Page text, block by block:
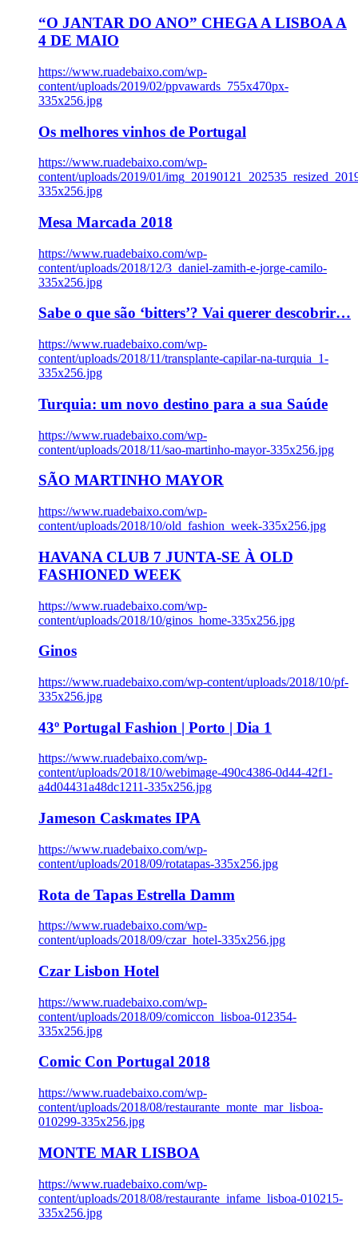
“O JANTAR DO ANO” CHEGA A LISBOA A
4 DE MAIO
https://www.ruadebaixo.com/wp-
content/uploads/2019/02/ppvawards_755x470px-
335x256.jpg
Os melhores vinhos de Portugal
https://www.ruadebaixo.com/wp-
content/uploads/2019/01/
335x256.jpg
Mesa Marcada 2018
https://www.ruadebaixo.com/wp-
content/uploads/2018/12/3_daniel-zamith-e-jorge-camilo-
335x256.jpg
Sabe o que são ‘bitters’? Vai querer descobrir…
https://www.ruadebaixo.com/wp-
content/uploads/2018/11/transplante-capilar-na-turquia_1-
335x256.jpg
Turquia: um novo destino para a sua Saúde
https://www.ruadebaixo.com/wp-
content/uploads/2018/11/sao-martinho-mayor-335x256.jpg
SÃO MARTINHO MAYOR
https://www.ruadebaixo.com/wp-
content/uploads/2018/10/old_fashion_week-335x256.jpg
HAVANA CLUB 7 JUNTA-SE À OLD
FASHIONED WEEK
https://www.ruadebaixo.com/wp-
content/uploads/2018/10/ginos_home-335x256.jpg
Ginos
https://www.ruadebaixo.com/wp-content/uploads/2018/10/pf-
335x256.jpg
43º Portugal Fashion | Porto | Dia 1
https://www.ruadebaixo.com/wp-
content/uploads/2018/10/webimage-490c4386-0d44-42f1-
a4d04431a48dc1211-335x256.jpg
Jameson Caskmates IPA
https://www.ruadebaixo.com/wp-
content/uploads/2018/09/rotatapas-335x256.jpg
Rota de Tapas Estrella Damm
https://www.ruadebaixo.com/wp-
content/uploads/2018/09/czar_hotel-335x256.jpg
Czar Lisbon Hotel
https://www.ruadebaixo.com/wp-
content/uploads/2018/09/comiccon_lisboa-012354-
335x256.jpg
Comic Con Portugal 2018
https://www.ruadebaixo.com/wp-
content/uploads/2018/08/restaurante_monte_mar_lisboa-
010299-335x256.jpg
MONTE MAR LISBOA
https://www.ruadebaixo.com/wp-
content/uploads/2018/08/restaurante_infame_lisboa-010215-
335x256.jpg